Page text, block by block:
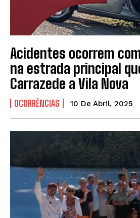
Acidentes ocorrem
na estrada principal
Carrazede a Vila Nova
OCORRÊNCIAS 10 De Abril, 2025